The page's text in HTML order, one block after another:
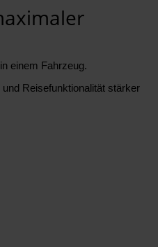
einem Fahrzeug.
Reisefunktionalität stärker